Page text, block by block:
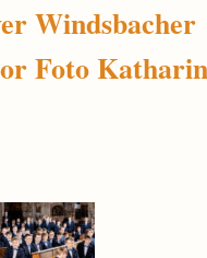
Windsbacher
Foto